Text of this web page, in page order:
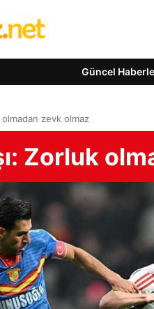
Güncel
olmadan zevk olmaz
Zorluk